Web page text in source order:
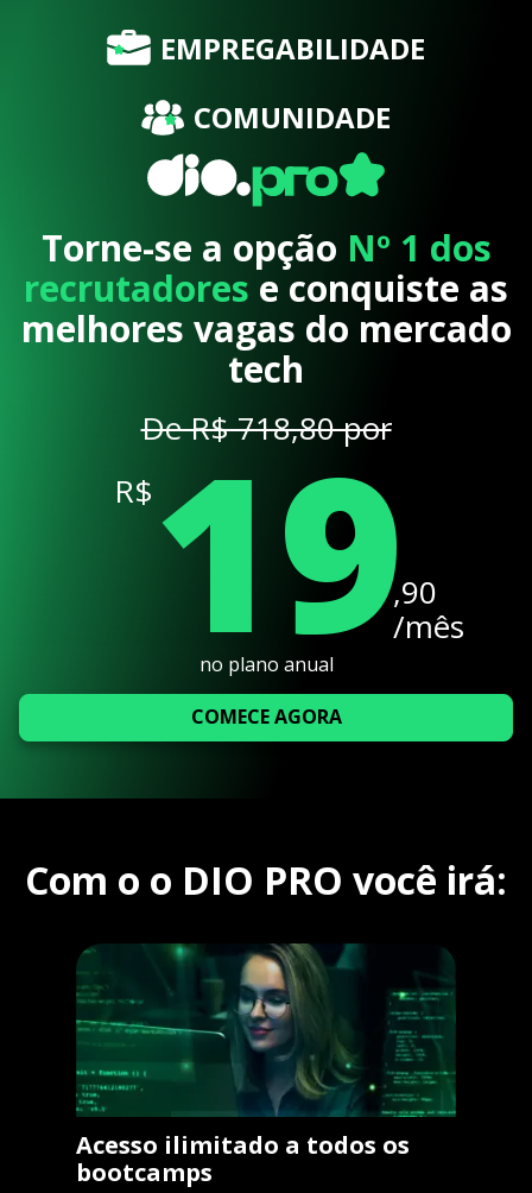
EMPREGABILIDADE
COMUNIDADE
Torne-se a opção Nº 1 dos
recrutadores e conquiste as
melhores vagas do mercado
tech
De R$ 718,80 por
R$ 19,90
/mês
no plano anual
COMECE AGORA
Com o o DIO PRO você irá:
Acesso ilimitado a todos os
bootcamps